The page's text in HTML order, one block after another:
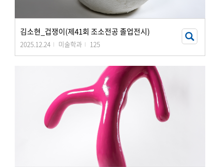
김소현_겁쟁이(제41회 조소전공 졸업전시)
2025.12.24 미술학과 125